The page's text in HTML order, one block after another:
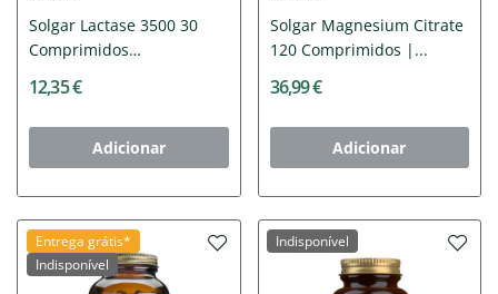
Solgar Lactase 3500 30
Comprimidos
12,35 €
Adicionar
Solgar Magnesium Citrate
120 Comprimidos |...
36,99 €
Adicionar
Entrega grátis*
Indisponível
Indisponível